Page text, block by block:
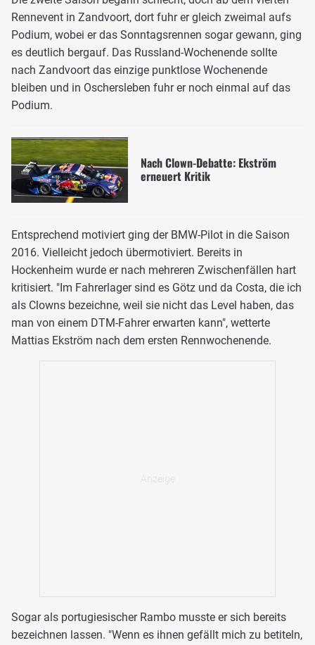
Rennevent in Zandvoort, dort fuhr er gleich zweimal aufs
Podium, wobei er das Sonntagsrennen sogar gewann, ging
es deutlich bergauf. Das Russland-Wochenende sollte
nach Zandvoort das einzige punktlose Wochenende
bleiben und in Oschersleben fuhr er noch einmal auf das
Podium.
Nach Clown-Debatte: Ekström
erneuert Kritik
Entsprechend motiviert ging der BMW-Pilot in die Saison
2016. Vielleicht jedoch übermotiviert. Bereits in
Hockenheim wurde er nach mehreren Zwischenfällen hart
kritisiert. "Im Fahrerlager sind es Götz und da Costa, die ich
als Clowns bezeichne, weil sie nicht das Level haben, das
man von einem DTM-Fahrer erwarten kann", wetterte
Mattias Ekström nach dem ersten Rennwochenende.
Sogar als portugiesischer Rambo musste er sich bereits
bezeichnen lassen. "Wenn es ihnen gefällt mich zu betiteln,